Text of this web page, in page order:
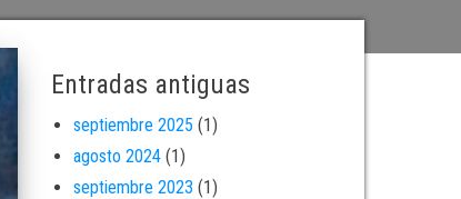
Entradas antiguas
septiembre 2025 (1)
agosto 2024(1)
septiembre 2023 (1)